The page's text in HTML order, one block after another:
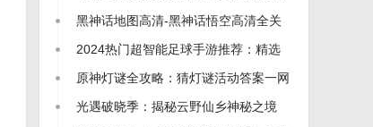
可以爆装备的手游
黑神话地图高清-黑神话悟空高清全关
卡地图图片
2024热门超智能足球手游推荐：精选
足球游戏大全
原神灯谜全攻略：猜灯谜活动答案一网
打尽！
光遇破晓季：揭秘云野仙乡神秘之境